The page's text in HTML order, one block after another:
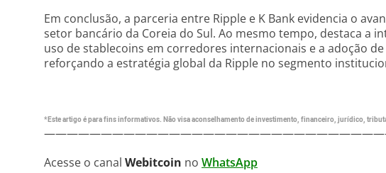
Em conclusão, a parceria entre Ripple e K Bank evidencia o
setor bancário da Coreia do Sul. Ao mesmo tempo, destaca a
uso de stablecoins em corredores internacionais e a adoção
reforçando a estratégia global da Ripple no segmento
*Este artigo é para fins informativos. Não visa aconselhamento de investimento, financeiro, jurídico,
Acesse o canal Webitcoin no WhatsApp